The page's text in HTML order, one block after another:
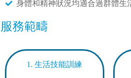
身體和精神狀況均適合過群體生
服務範疇
1. 生活技能訓練